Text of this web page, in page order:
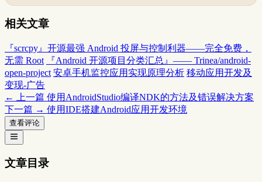
相关文章
『scrcpy』开源最强 Android 投屏与控制利器——完全免费，
无需 Root
『Android 开源项目分类汇总』—— Trinea/android-
open-project 安卓手机监控应用实现原理分析 移动应用开发及
变现-广告
← 上一篇 使用AndroidStudio编译NDK的方法及错误解决方案
下一篇 → 使用IDE搭建Android应用开发环境
查看评论
文章目录